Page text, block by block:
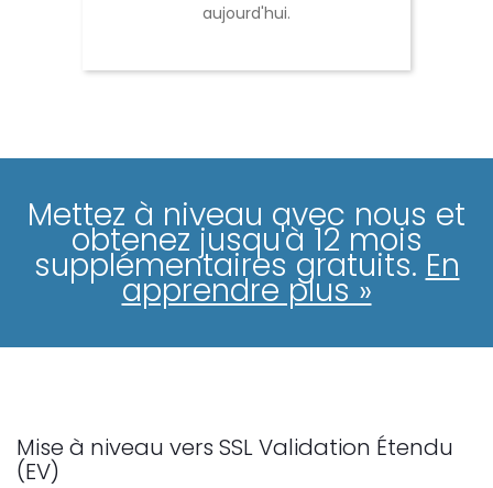
aujourd'hui.
Mettez à niveau avec nous et
obtenez jusqu'à 12 mois
supplémentaires gratuits. En
apprendre plus »
Mise à niveau vers SSL Validation Étendu
(EV)